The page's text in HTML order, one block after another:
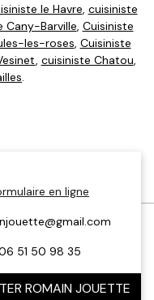
en ligne
51 50 98 35
ROMAIN JOUETTE
le Havre, cuisiniste
Cany-Barville, Cuisiniste
les-roses, Cuisiniste
, cuisiniste Chatou,
.
de vente